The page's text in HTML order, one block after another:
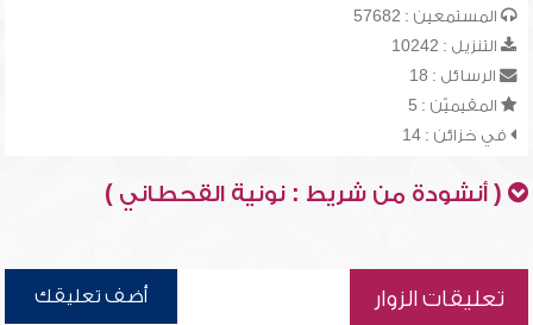
المستمعين : 57682
التنزيل : 10242
الرسائل : 18
المقيميّن : 5
في خزائن : 14
( أنشودة من شريط : نونية القحطاني )
تعليقات الزوار أضف تعليقك